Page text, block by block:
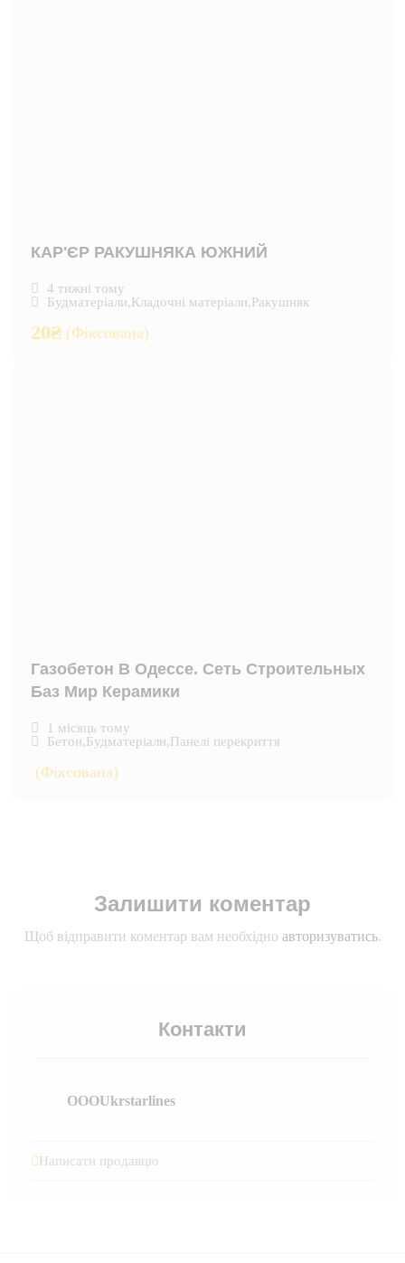
КАР'ЄР РАКУШНЯКА ЮЖНИЙ
4 тижні тому
Будматеріали,Кладочні матеріали,Ракушняк
20₴ (Фіксована)
Газобетон В Одессе. Сеть Строительных
Баз Мир Керамики
1 місяць тому
Бетон,Будматеріали,Панелі перекриття
(Фіксована)
Залишити коментар
Щоб відправити коментар вам необхідно авторизуватись.
Контакти
OOOUkrstarlines
Написати продавцю